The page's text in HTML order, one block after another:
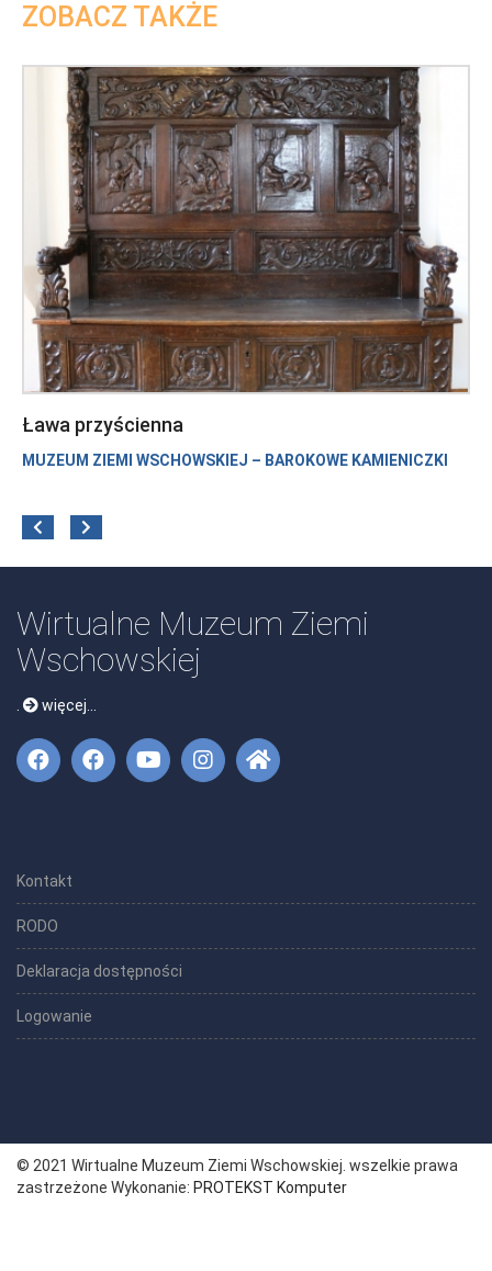
ZOBACZ TAKŻE
Ława przyścienna
MUZEUM ZIEMI WSCHOWSKIEJ – BAROKOWE KAMIENICZKI
Wirtualne Muzeum Ziemi
Wschowskiej
. więcej...
Kontakt
RODO
Deklaracja dostępności
Logowanie
© 2021 Wirtualne Muzeum Ziemi Wschowskiej. wszelkie prawa
zastrzeżone Wykonanie: PROTEKST Komputer